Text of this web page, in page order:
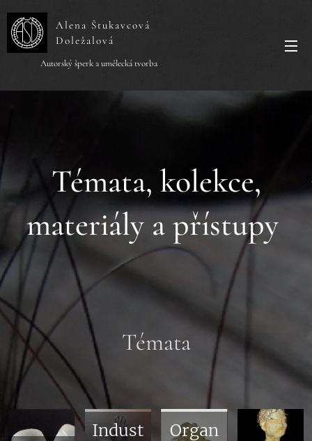
Alena Štukavcová
Doležalová
Autorský šperk a umělecká tvorba
Témata, kolekce,
materiály a přístupy
Témata
Indust
Organ